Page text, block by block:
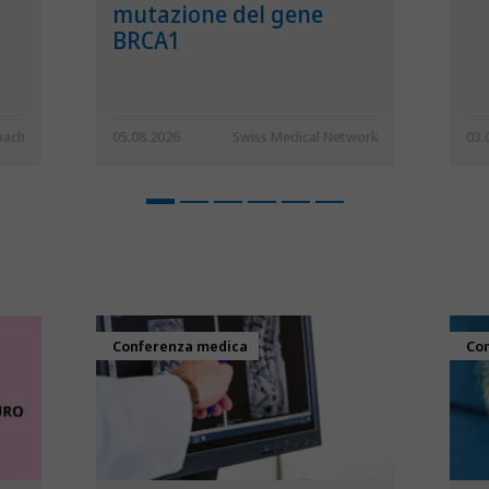
mutazione del gene
BRCA1
05.08.2026 Swiss Medical Network
Conferenza medica